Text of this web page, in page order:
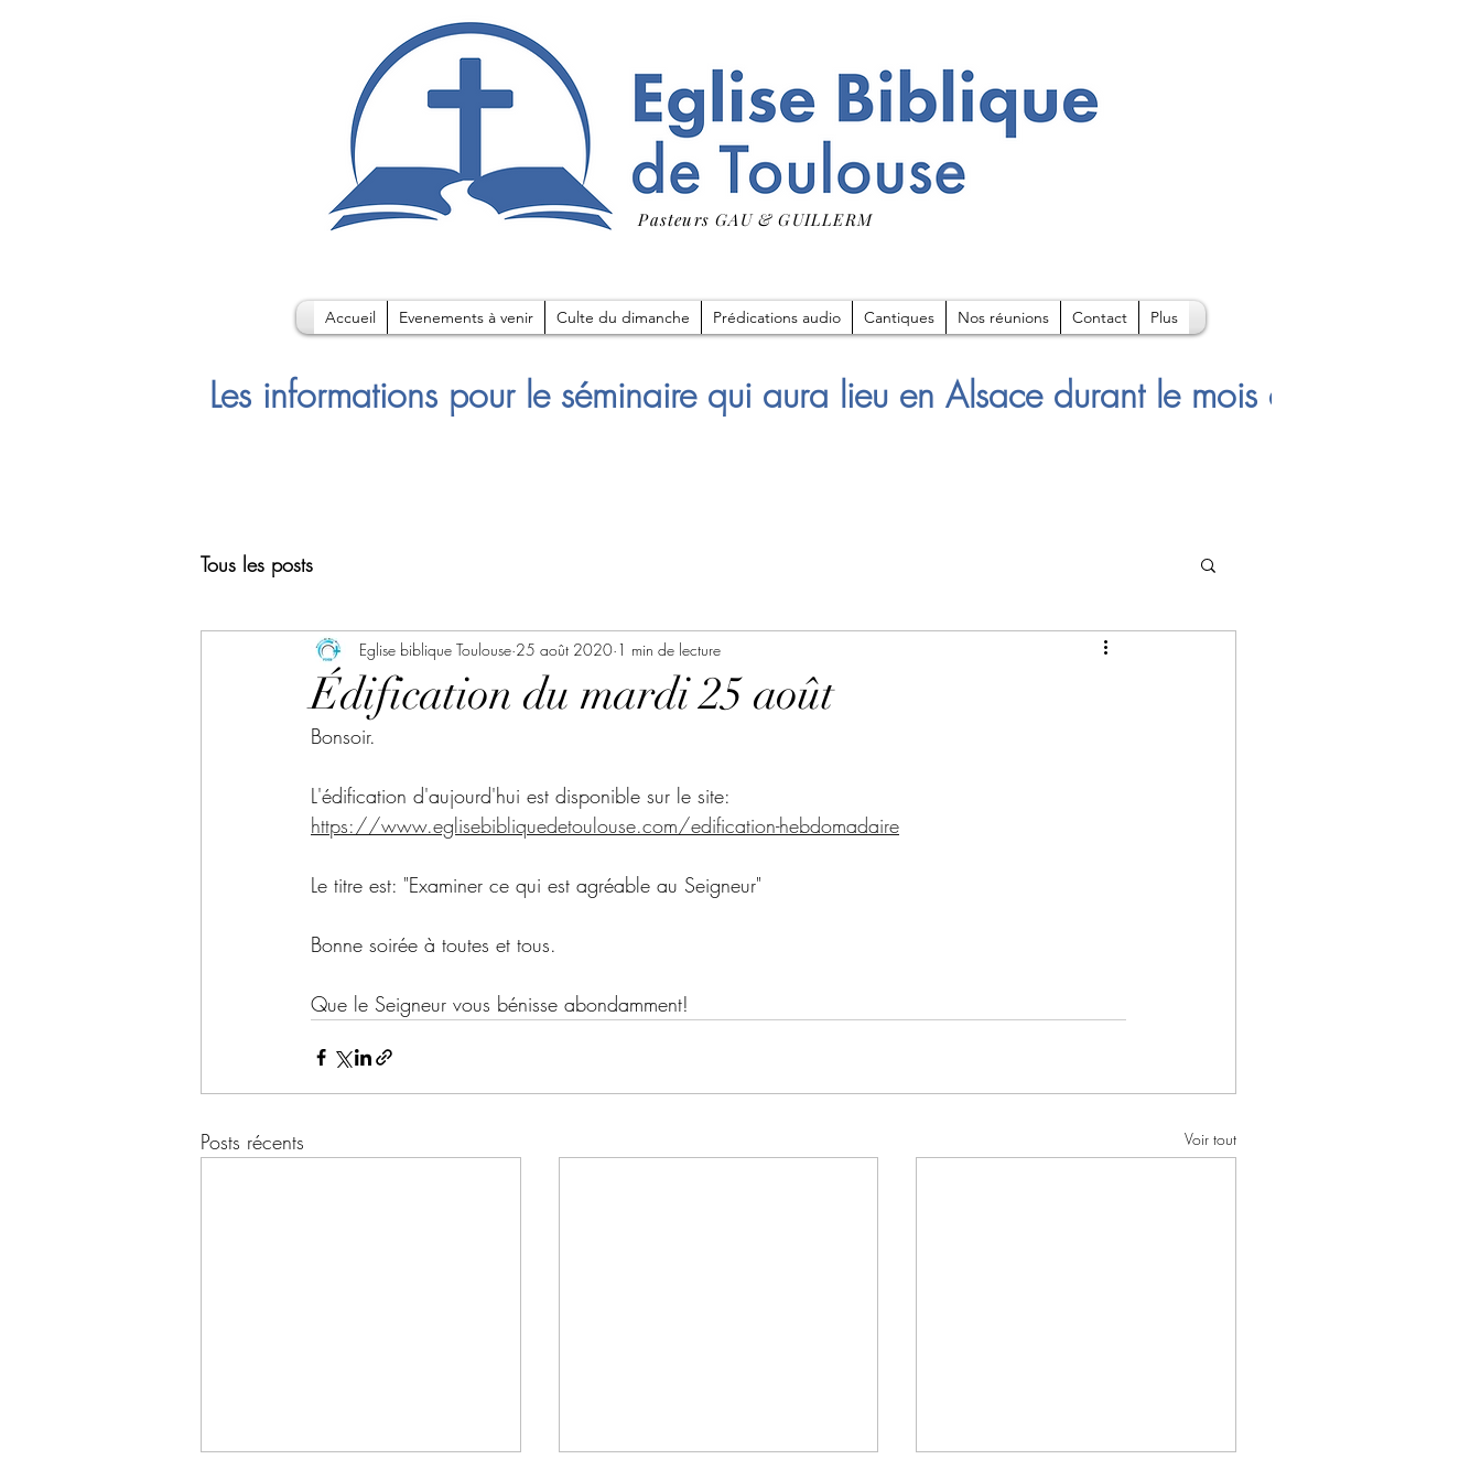
Pasteurs GAU & GUILLERM
Accueil Evenements à venir Culte du dimanche Prédications audio Cantiques Nos réunions Contact Plus
Les informations pour le séminaire qui aura lieu en Alsace durant le mois d'Août
Tous les posts
Édification du mardi 25 août
Eglise biblique Toulouse 25 août 2020 1 min de lecture
Bonsoir.
L'édification d'aujourd'hui est disponible sur le site:
https://www.eglisebibliquedetoulouse.com/edification-hebdomadaire
Le titre est: "Examiner ce qui est agréable au Seigneur"
Bonne soirée à toutes et tous.
Que le Seigneur vous bénisse abondamment!
Posts récents Voir tout